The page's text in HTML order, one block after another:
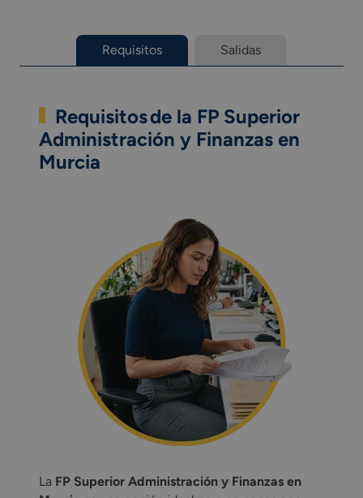
Requisitos Salidas
Requisitos de la FP Superior
Administración y Finanzas en
Murcia
La FP Superior Administración y Finanzas en